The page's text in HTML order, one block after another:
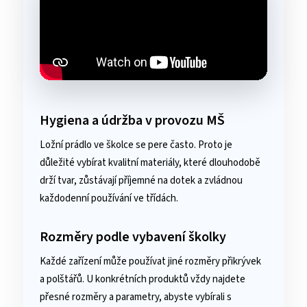
Hygiena a údržba v provozu MŠ
Ložní prádlo ve školce se pere často. Proto je
důležité vybírat kvalitní materiály, které dlouhodobě
drží tvar, zůstávají příjemné na dotek a zvládnou
každodenní používání ve třídách.
Rozměry podle vybavení školky
Každé zařízení může používat jiné rozměry přikrývek
a polštářů. U konkrétních produktů vždy najdete
přesné rozměry a parametry, abyste vybírali s